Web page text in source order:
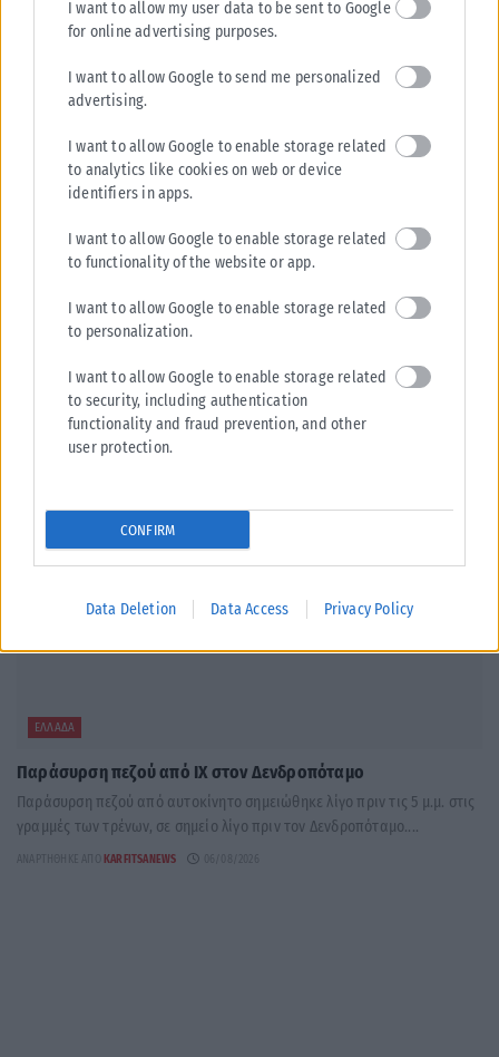
I want to allow my user data to be sent to Google
for online advertising purposes.
I want to allow Google to send me personalized
advertising.
I want to allow Google to enable storage related
to analytics like cookies on web or device
identifiers in apps.
I want to allow Google to enable storage related
to functionality of the website or app.
I want to allow Google to enable storage related
to personalization.
I want to allow Google to enable storage related
to security, including authentication
functionality and fraud prevention, and other
user protection.
CONFIRM
Data Deletion Data Access Privacy Policy
ΔΙΕΘΝΉ
Τραμ συγκρούστηκαν στη Γερμανία: Πάνω από 25 τραυματίες,
οι 3 σοβαρά
Συναγερμός έχει σημάνει στη Γερμανία μετά από σοβαρό τροχαίο που
σημειώθηκε στο Γκελζενκίρχεν, όταν δύο τραμ συγκρούστηκαν
ΑΝΑΡΤΉΘΗΚΕ ΑΠΌKARFITSANEWS 06/08/2026
ΕΛΛΆΔΑ
Παράσυρση πεζού από ΙΧ στον Δενδροπόταμο
Παράσυρση πεζού από αυτοκίνητο σημειώθηκε λίγο πριν τις 5 μ.μ. στις
γραμμές των τρένων, σε σημείο λίγο πριν τον Δενδροπόταμο....
ΑΝΑΡΤΉΘΗΚΕ ΑΠΌ KARFITSANEWS